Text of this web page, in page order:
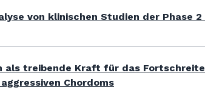
von klinischen Studien der Phase
als treibende Kraft für das
Chordoms